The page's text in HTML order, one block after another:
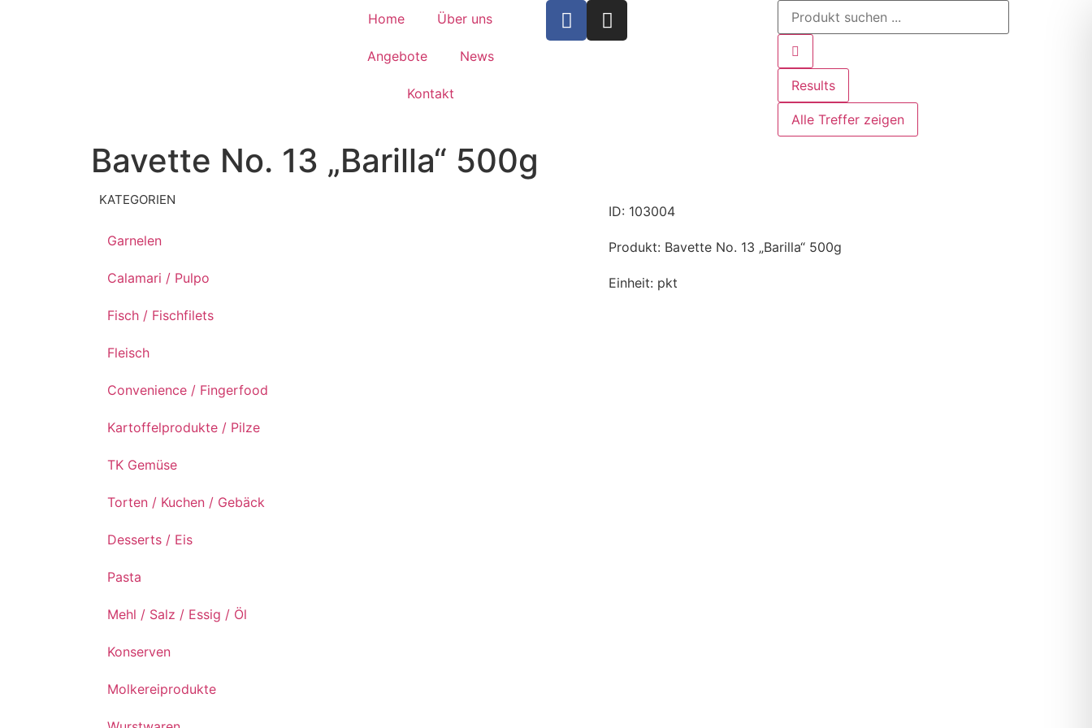
Home Über uns
Angebote News
Kontakt Results
Alle Treffer zeigen
Bavette No. 13 „Barilla“ 500g
KATEGORIEN
Garnelen
Calamari / Pulpo
Fisch / Fischfilets
Fleisch
Convenience / Fingerfood
Kartoffelprodukte / Pilze
TK Gemüse
Torten / Kuchen / Gebäck
Desserts / Eis
Pasta
Mehl / Salz / Essig / Öl
Konserven
Molkereiprodukte
ID: 103004
Produkt: Bavette No. 13 „Barilla“ 500g
Einheit: pkt